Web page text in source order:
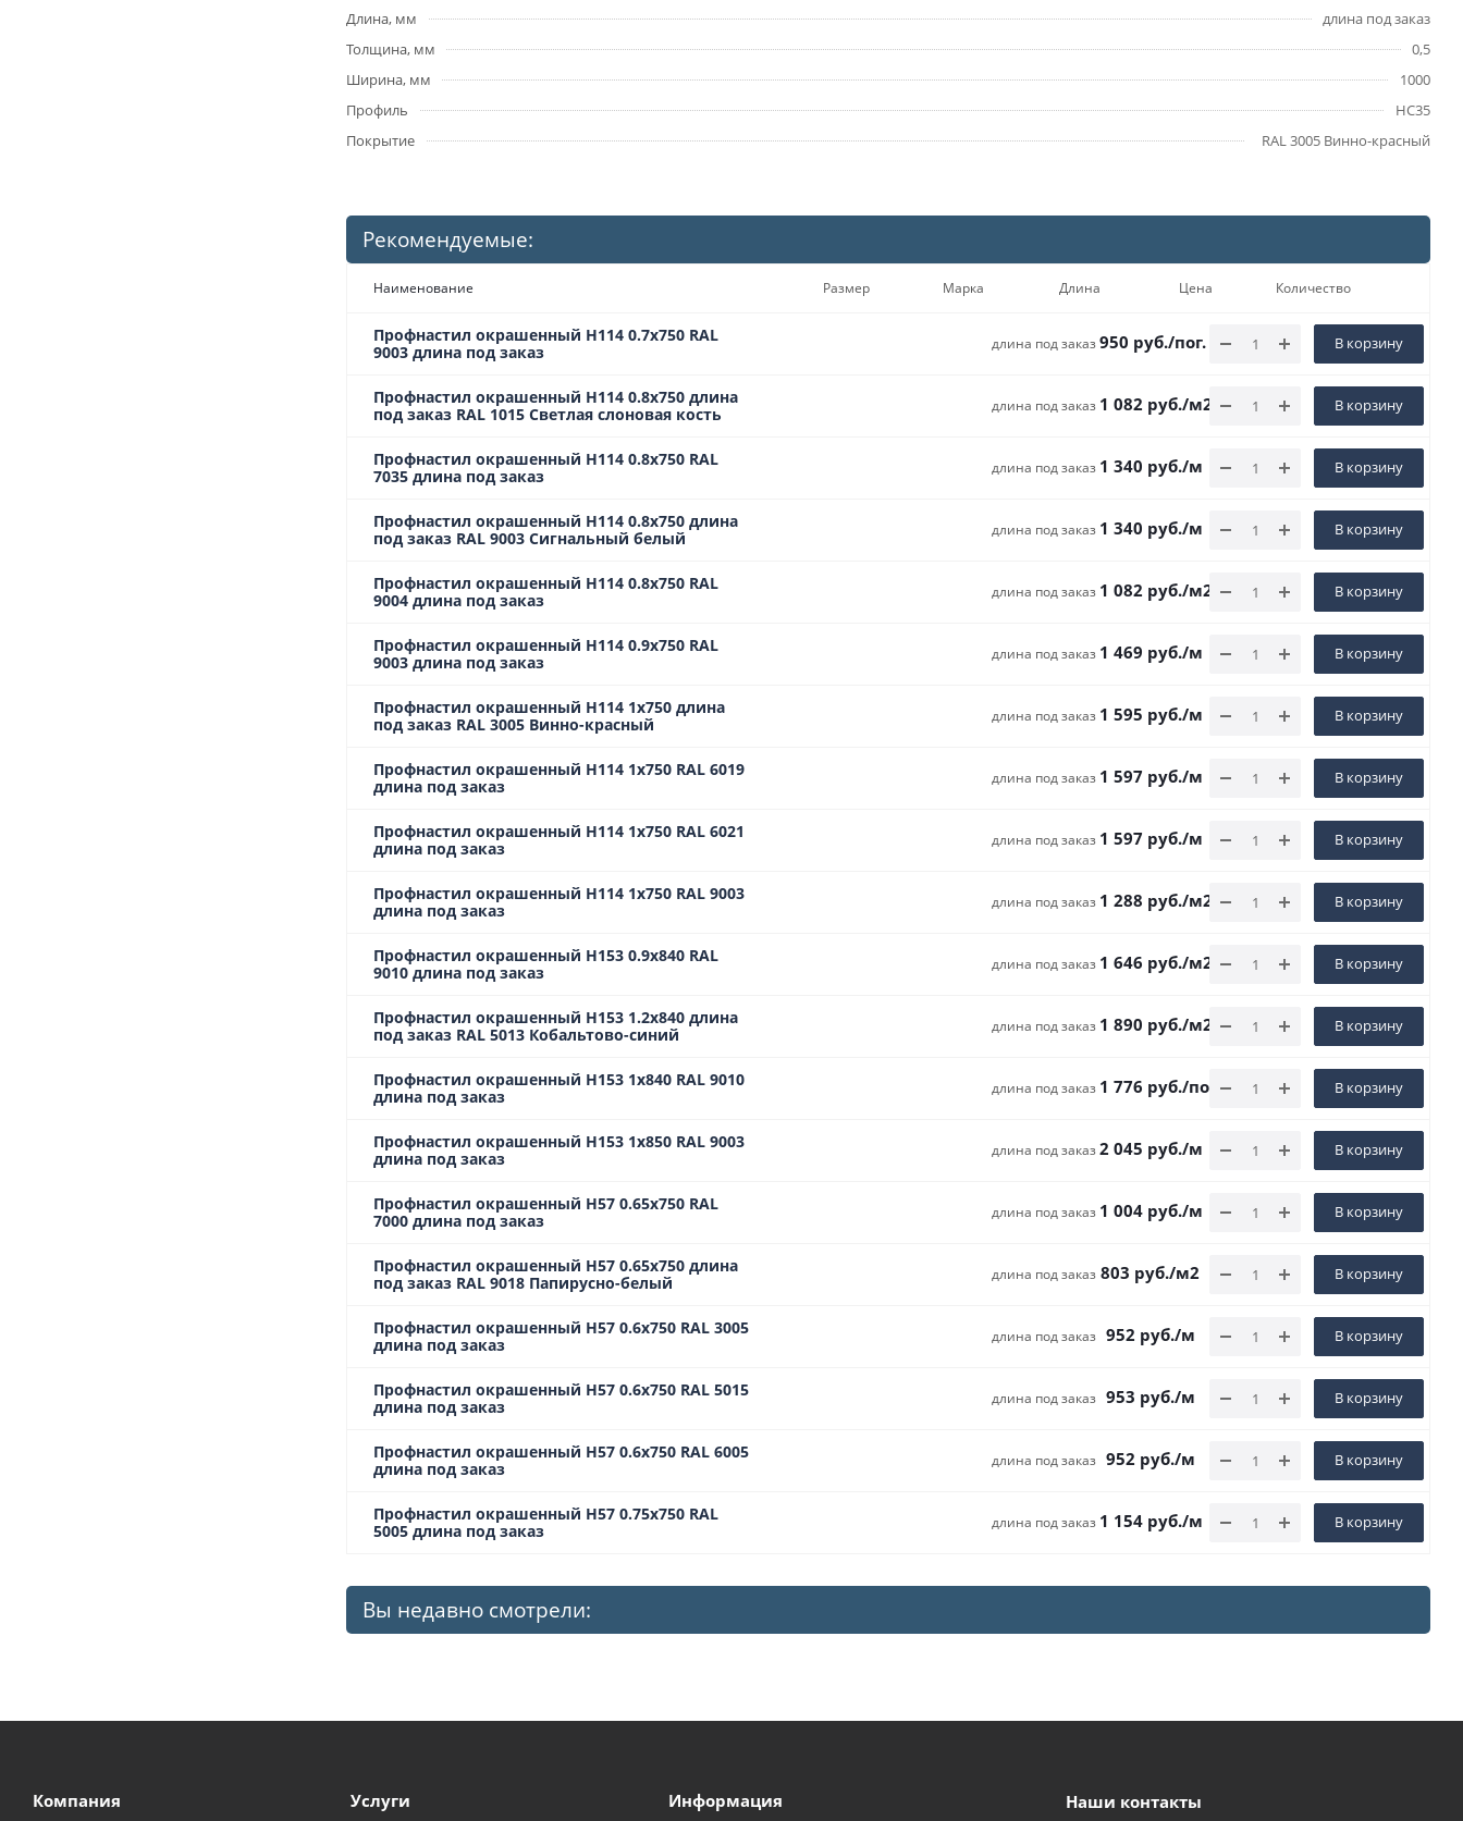
Длина, мм
длина под заказ
Толщина, мм
0,5
Ширина, мм
1000
Профиль
НС35
Покрытие
RAL 3005 Винно-красный
Рекомендуемые:
Наименование Размер Марка Длина Цена Количество
Профнастил окрашенный Н114 0.7х750 RAL
9003 длина под заказ
длина под заказ950 руб./пог. м В корзину
Профнастил окрашенный Н114 0.8х750 длина
под заказ RAL 1015 Светлая слоновая кость
длина под заказ 1 082 руб./м2 В корзину
Профнастил окрашенный Н114 0.8х750 RAL
7035 длина под заказ
длина под заказ 1 340 руб./м В корзину
Профнастил окрашенный Н114 0.8х750 длина
под заказ RAL 9003 Сигнальный белый
длина под заказ 1 340 руб./м В корзину
Профнастил окрашенный Н114 0.8х750 RAL
9004 длина под заказ
длина под заказ 1 082 руб./м2 В корзину
Профнастил окрашенный Н114 0.9х750 RAL
9003 длина под заказ
длина под заказ 1 469 руб./м В корзину
Профнастил окрашенный Н114 1х750 длина
под заказ RAL 3005 Винно-красный
длина под заказ 1 595 руб./м В корзину
Профнастил окрашенный Н114 1х750 RAL 6019
длина под заказ
длина под заказ 1 597 руб./м В корзину
Профнастил окрашенный Н114 1х750 RAL 6021
длина под заказ
длина под заказ 1 597 руб./м В корзину
Профнастил окрашенный Н114 1х750 RAL 9003
длина под заказ
длина под заказ 1 288 руб./м2 В корзину
Профнастил окрашенный Н153 0.9х840 RAL
9010 длина под заказ
длина под заказ 1 646 руб./м2 В корзину
Профнастил окрашенный Н153 1.2х840 длина
под заказ RAL 5013 Кобальтово-синий
длина под заказ 1 890 руб./м2 В корзину
Профнастил окрашенный Н153 1х840 RAL 9010
длина под заказ
длина под заказ 1 776 руб./пог. м В корзину
Профнастил окрашенный Н153 1х850 RAL 9003
длина под заказ
длина под заказ2 045 руб./м В корзину
Профнастил окрашенный Н57 0.65х750 RAL
7000 длина под заказ
длина под заказ 1 004руб./м В корзину
Профнастил окрашенный Н57 0.65х750 длина
под заказ RAL 9018 Папирусно-белый
длина под заказ 803 руб./м2 В корзину
Профнастил окрашенный Н57 0.6х750 RAL 3005
длина под заказ
длина под заказ 952 руб./м В корзину
Профнастил окрашенный Н57 0.6х750 RAL 5015
длина под заказ
длина под заказ 953 руб./м В корзину
Профнастил окрашенный Н57 0.6х750 RAL 6005
длина под заказ
длина под заказ 952 руб./м В корзину
Профнастил окрашенный Н57 0.75х750 RAL
5005 длина под заказ
длина под заказ 1 154руб./м В корзину
Вы недавно смотрели:
Компания Услуги Информация Наши контакты